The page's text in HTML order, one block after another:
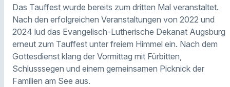
Das Tauffest wurde bereits zum dritten Mal veranstaltet.
Nach den erfolgreichen Veranstaltungen von 2022 und
2024 lud das Evangelisch-Lutherische Dekanat Augsburg
erneut zum Tauffest unter freiem Himmel ein. Nach dem
Gottesdienst klang der Vormittag mit Fürbitten,
Schlusssegen und einem gemeinsamen Picknick der
Familien am See aus.